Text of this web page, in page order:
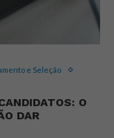
e Seleção
O
DAR